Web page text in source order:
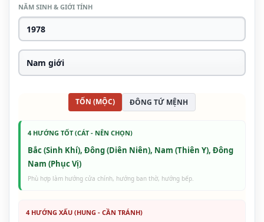
NĂM SINH & GIỚI TÍNH
TỐN (MỘC) ĐÔNG TỨ MỆNH
4 HƯỚNG TỐT (CÁT - NÊN CHỌN)
Bắc (Sinh Khí), Đông (Diên Niên), Nam (Thiên Y), Đông
Nam (Phục Vị)
Phù hợp làm hướng cửa chính, hướng ban thờ, hướng bếp.
4 HƯỚNG XẤU (HUNG - CẦN TRÁNH)